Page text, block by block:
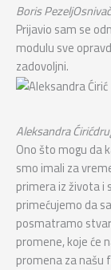
Boris Pezelj
Prijavio sam se
modulu sve
zadovoljni.
Aleksandra Ćirić
Ono što mogu da
smo imali za
primera iz života i
primećujemo da
posmatramo
promene, koje će
promena za našu